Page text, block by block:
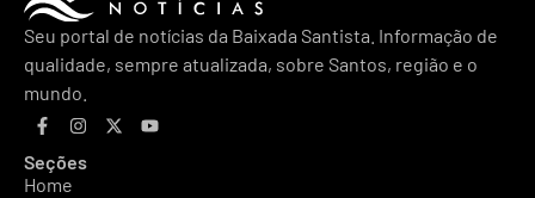
Seu portal de notícias da Baixada Santista. Informação de
qualidade, sempre atualizada, sobre Santos, região e o
mundo.
Seções
Home